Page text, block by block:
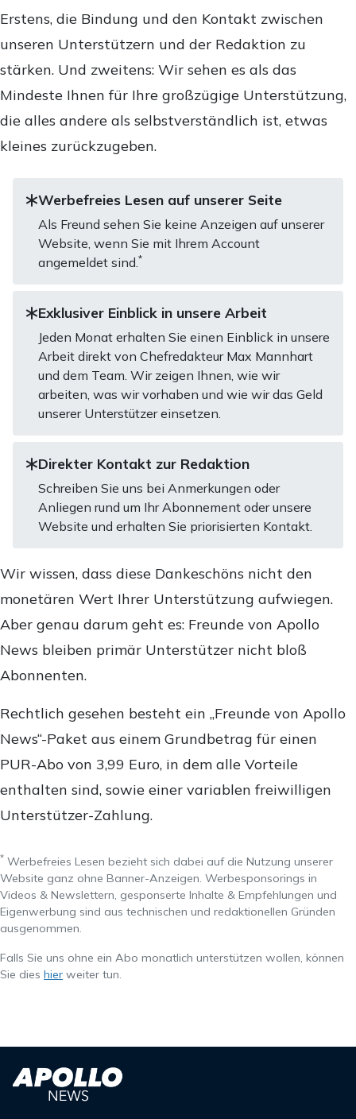
Erstens, die Bindung und den Kontakt zwischen
unseren Unterstützern und der Redaktion zu
stärken. Und zweitens: Wir sehen es als das
Mindeste Ihnen für Ihre großzügige Unterstützung,
die alles andere als selbstverständlich ist, etwas
kleines zurückzugeben.
Werbefreies Lesen auf unserer Seite
Als Freund sehen Sie keine Anzeigen auf unserer
Website, wenn Sie mit Ihrem Account
angemeldet sind.*
Exklusiver Einblick in unsere Arbeit
Jeden Monat erhalten Sie einen Einblick in unsere
Arbeit direkt von Chefredakteur Max Mannhart
und dem Team. Wir zeigen Ihnen, wie wir
arbeiten, was wir vorhaben und wie wir das Geld
unserer Unterstützer einsetzen.
Direkter Kontakt zur Redaktion
Schreiben Sie uns bei Anmerkungen oder
Anliegen rund um Ihr Abonnement oder unsere
Website und erhalten Sie priorisierten Kontakt.
Wir wissen, dass diese Dankeschöns nicht den
monetären Wert Ihrer Unterstützung aufwiegen.
Aber genau darum geht es: Freunde von Apollo
News bleiben primär Unterstützer nicht bloß
Abonnenten.
Rechtlich gesehen besteht ein „Freunde von Apollo
News“-Paket aus einem Grundbetrag für einen
PUR-Abo von 3,99 Euro, in dem alle Vorteile
enthalten sind, sowie einer variablen freiwilligen
Unterstützer-Zahlung.
* Werbefreies Lesen bezieht sich dabei auf die Nutzung unserer
Website ganz ohne Banner-Anzeigen. Werbesponsorings in
Videos & Newslettern, gesponserte Inhalte & Empfehlungen und
Eigenwerbung sind aus technischen und redaktionellen Gründen
ausgenommen.
Falls Sie uns ohne ein Abo monatlich unterstützen wollen, können
Sie dies hier weiter tun.